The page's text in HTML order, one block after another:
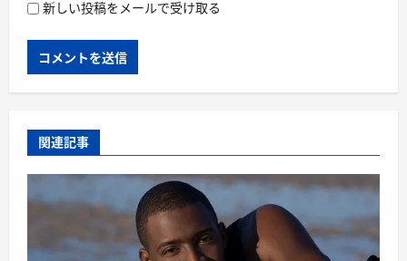
新しい投稿をメールで受け取る
関連記事